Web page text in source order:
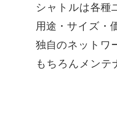
シャトルは各種
用途・サイズ・
独自のネットワ
もちろんメンテ